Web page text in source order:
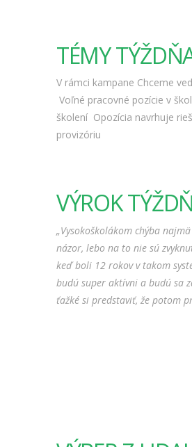
TÉMY
V rámci kampane Chceme
Voľné pracovné pozície v
školení Opozícia navrhuje
provizóriu
VÝROK
„Vysokoškolákom chýba
názor, lebo na to nie sú
keď boli 12 rokov v takom
budú super aktívni a budú sa
ťažké si predstaviť, že potom